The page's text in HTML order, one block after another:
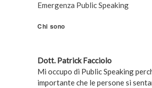
Emergenza Public Speaking
Chi sono
Dott. Patrick Facciolo
Mi occupo di Public Speaking
importante che le persone si